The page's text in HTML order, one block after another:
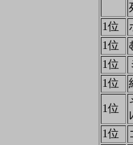
1位
1位
1位
1位
1位
1位